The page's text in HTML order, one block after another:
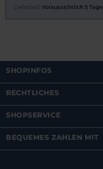
Lieferzeit: Voraussichtlich 5 Tage
SHOPINFOS
RECHTLICHES
SHOPSERVICE
BEQUEMES ZAHLEN MIT